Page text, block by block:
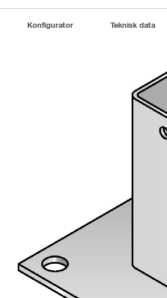
Konfigurator Teknisk data